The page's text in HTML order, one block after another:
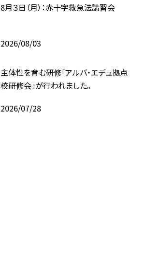
8月３日（月）：赤十字救急法講習会
2026/08/03
主体性を育む研修「アルバ・エデュ拠点
校研修会」が行われました。
2026/07/28